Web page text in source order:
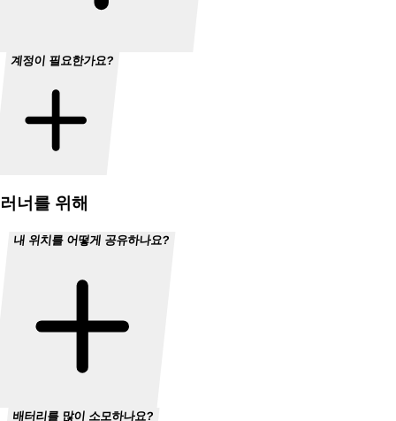
계정이 필요한가요?
러너를 위해
내 위치를 어떻게 공유하나요?
배터리를 많이 소모하나요?